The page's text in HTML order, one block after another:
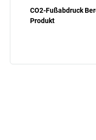
CO2-Fußabdruck
Produkt